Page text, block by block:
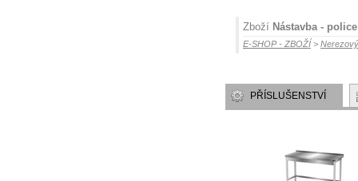
Zboží Nástavba -
E-SHOP - ZBOŽÍ >
PŘÍSLUŠENSTVÍ